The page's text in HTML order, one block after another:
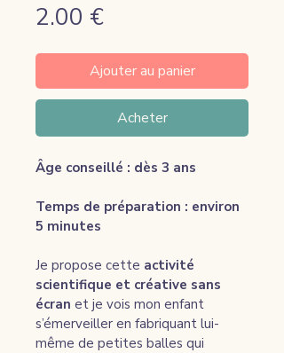
2.00 €Prix
Ajouter au panier
Acheter
Âge conseillé : dès 3 ans
Temps de préparation : environ
5 minutes
Je propose cette activité
scientifique et créative sans
écran et je vois mon enfant
s’émerveiller en fabriquant lui-
même de petites balles qui